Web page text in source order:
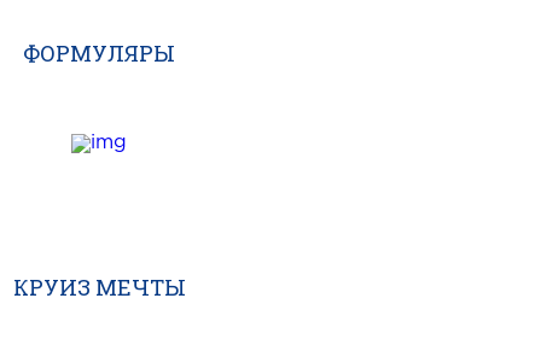
ФОРМУЛЯРЫ
КРУИЗ МЕЧТЫ